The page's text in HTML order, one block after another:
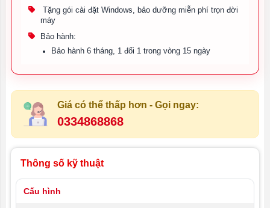
Tặng gói cài đặt Windows, bảo dưỡng miễn phí trọn đời
máy
Bảo hành:
Bảo hành 6 tháng, 1 đổi 1 trong vòng 15 ngày
Giá có thể thấp hơn - Gọi ngay:
0334868868
Thông số kỹ thuật
Cấu hình